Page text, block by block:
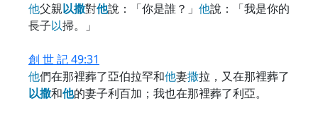
他父親以撒對他說：「你是誰？」 他說：「我是你的
長子以掃。」
創 世 記 49:31
他們在那裡葬了亞伯拉罕和他妻撒拉，又在那裡葬了
以撒和他的妻子利百加；我也在那裡葬了利亞。